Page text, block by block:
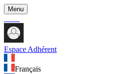
Menu
Espace Adhérent
Français